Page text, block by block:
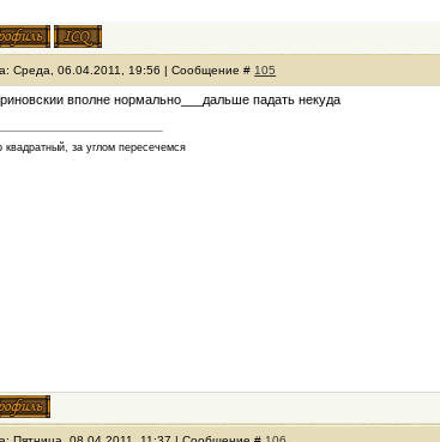
Среда, 06.04.2011, 19:56 | Сообщение # 105
вполне нормально___дальше падать некуда
квадратный, за углом пересечемся